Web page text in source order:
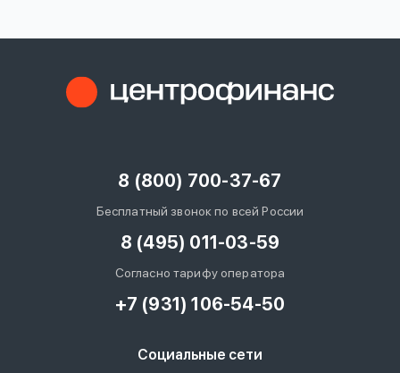
8 (800) 700-37-67
Бесплатный звонок по всей России
8 (495) 011-03-59
Согласно тарифу оператора
+7 (931) 106-54-50
Социальные сети